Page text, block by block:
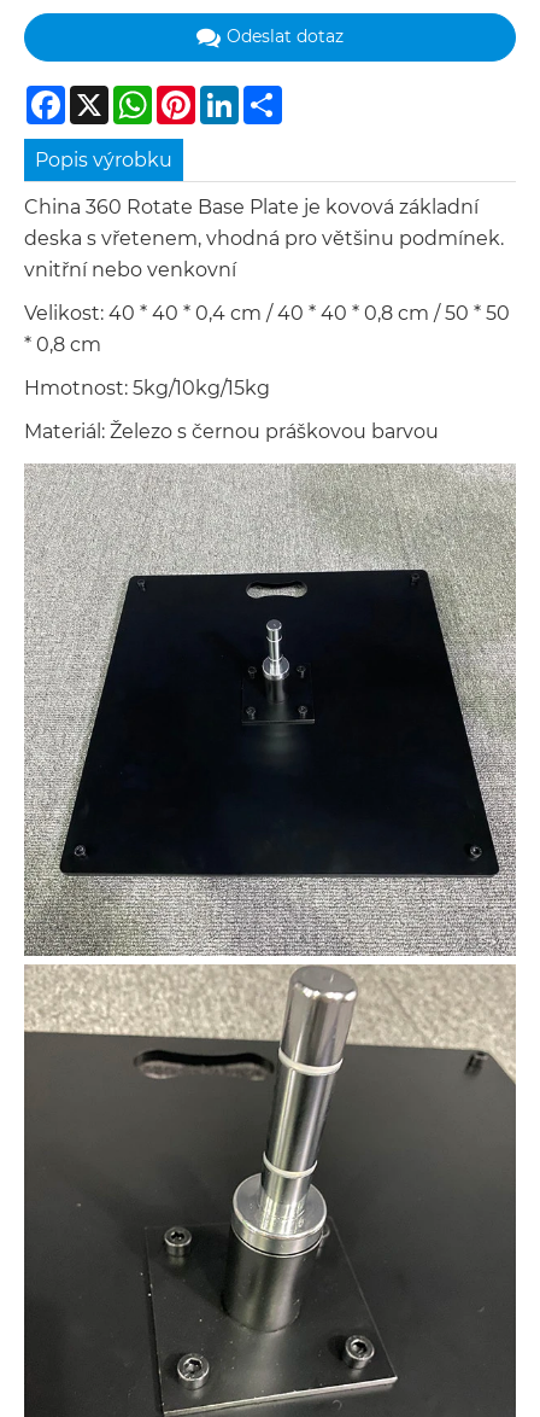
Odeslat dotaz
Facebook
X WhatsApp
Pinterest
LinkedIn
Popis výrobku
China 360 Rotate Base Plate je kovová základní
deska s vřetenem, vhodná pro většinu podmínek.
vnitřní nebo venkovní
Velikost: 40 * 40 * 0,4 cm / 40 * 40 * 0,8 cm / 50 * 50
* 0,8 cm
Hmotnost: 5kg/10kg/15kg
Materiál: Železo s černou práškovou barvou